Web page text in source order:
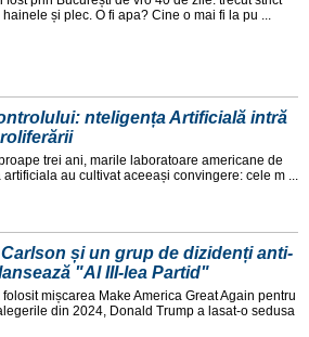
și plec. O fi apa? Cine o mai fi la pu ...
nteligența Artificială intră
trei ani, marile laboratoare americane de
au cultivat aceeași convingere: cele m ...
și un grup de dizidenți anti-
"Al III-lea Partid"
folosit mișcarea Make America Great Again pentru
din 2024, Donald Trump a lasat-o sedusa